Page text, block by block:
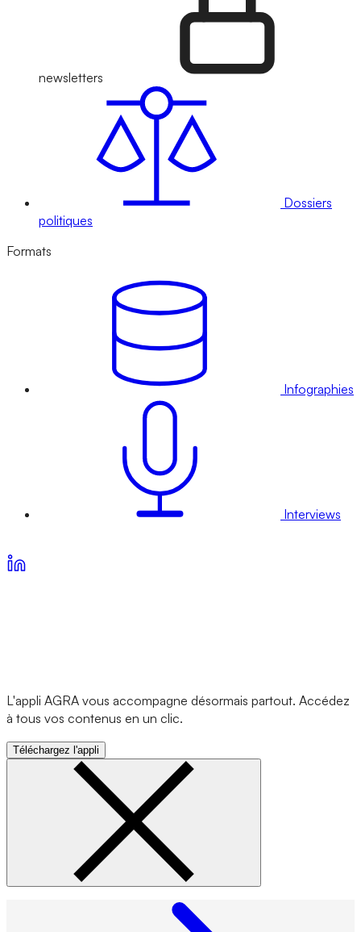
newsletters
Dossiers
politiques
Formats
Infographies
Interviews
L'appli AGRA vous accompagne désormais partout. Accédez
à tous vos contenus en un clic.
Téléchargez l'appli